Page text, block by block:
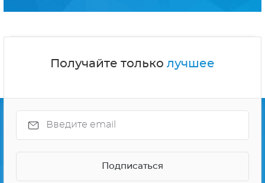
Получайте только лучшее